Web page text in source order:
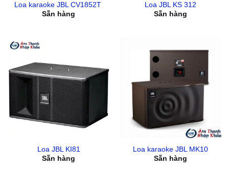
Loa karaoke JBL CV1852T
Sẵn hàng
Loa JBL KS 312
Sẵn hàng
Loa JBL KI81
Sẵn hàng
Loa karaoke JBL MK10
Sẵn hàng